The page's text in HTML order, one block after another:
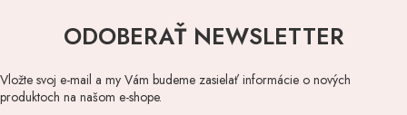
ODOBERAŤ NEWSLETTER
Vložte svoj e-mail a my Vám budeme zasielať informácie o nových
produktoch na našom e-shope.